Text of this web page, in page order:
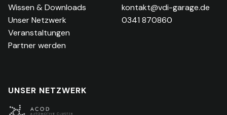
Wissen & Downloads
Unser Netzwerk
Veranstaltungen
Partner werden
kontakt@vdi-garage.de
0341 870860
UNSER NETZWERK